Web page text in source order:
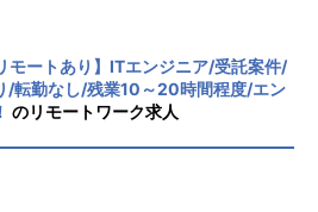
ューに込めた思い
にとって欠かせないメディア・サ
ん、新たな領域にも挑戦し続け、
取り組んでいきます。
作れるレシピ」を毎日配信する
ザイナーと協働した、プロダク
めの、ユーザーの行動ログ等のデ
最大化
アが一体となり、企画から分析
モートあり】ITエンジニア/受託案件/
/転勤なし/残業10～20時間程度/エン
のリモートワーク求人